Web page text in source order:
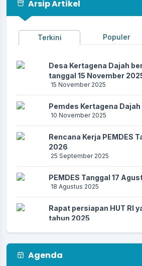
Arsip Artikel
Terkini Populer
Desa Kertagena Dajah
tanggal 15 November
15 November 2025
Pemdes Kertagena
10 November 2025
Rencana Kerja PEMDES
2026
25 September 2025
PEMDES Tanggal 17
18 Agustus 2025
Rapat persiapan HUT RI
tahun 2025
23 Juli 2025
Agenda